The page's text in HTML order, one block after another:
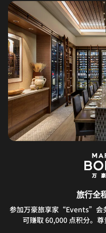
旅行全
参加万豪旅享家“Events”会
可赚取 60,000 点积分。尊